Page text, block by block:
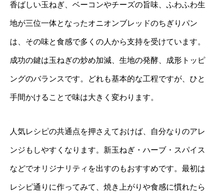
香ばしい玉ねぎ、ベーコンやチーズの旨味、ふわふわ生
地が三位一体となったオニオンブレッドのちぎりパン
は、その味と食感で多くの人から支持を受けています。
成功の鍵は玉ねぎの炒め加減、生地の発酵、成形トッピ
ングのバランスです。どれも基本的な工程ですが、ひと
手間かけることで味は大きく変わります。
人気レシピの共通点を押さえておけば、自分なりのアレ
ンジもしやすくなります。新玉ねぎ・ハーブ・スパイス
などでオリジナリティを出すのもおすすめです。最初は
レシピ通りに作ってみて、焼き上がりや食感に慣れたら